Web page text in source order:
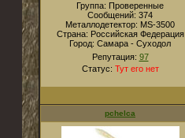
Группа: Проверенные
Сообщений: 374
Металлодетектор: MS-3500
Страна: Российская Федерация
Город: Самара - Суходол
Репутация: 97
Статус: Тут его нет
pchelca